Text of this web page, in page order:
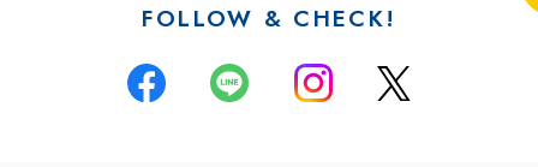
FOLLOW & CHECK!